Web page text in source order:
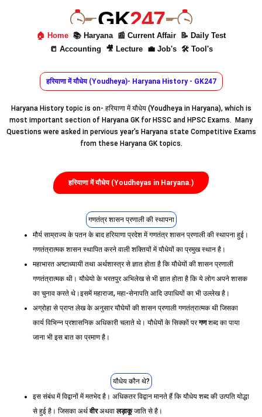
GK247
🏠 Home 📚 Haryana 📰 Current Affair
📝 Daily Test
📒 Accounting
🎥 Lecture 💼 Job's 🛠 Tool's
हरियाणा में यौधेय (Youdheya)- Haryana History - GK247
Haryana History topic is on- हरियाणा में यौधेय (Youdheya in Haryana), which is
most important section of Haryana GK for HSSC and HPSC Exams. Many
Questions were asked in pervious year’s Haryana state Competitive Exams
from these Haryana GK topics.
हरियाणा में यौधेय (Youdheyas in Haryana.)
गणतंत्र शासन प्रणाली की स्थापना
मौर्य साम्राज्य के पतन के बाद हरियाणा प्रदेश में गणतंत्र शासन प्रणाली की स्थापना हुई।
गणतंत्रात्मक शासन स्थापित करने वाली शक्तियों में यौधेयों का प्रमुख स्थान है।
महाभारत अष्टाध्यायी तथा अर्थशास्त्र से ज्ञात होता है कि यौधेयों की शासन प्रणाली
गणतंत्रात्मक थी। यौधेयो के भरतपुर अभिलेख से भी ज्ञात होता है कि ये लोग अपने शासक
का चुनाव करते थे।इसमें महाराजा, महा-सेनापति आदि उपाधियों का भी उल्लेख है।
अग्रोहा से प्राप्त लेख के अनुसार यौघेयों की शासन प्रणाली गणतंत्रात्मक थी जिसका
कार्य विभिन्‍न प्रशासनिक अधिकारी चलाते थे। यौधेयों के सिक्कों परगणशब्द का पाया
जाना भी इस बात का प्रमाण है।
यौधेय कौन थे?
इस संबंध में विद्वानों में मतभेद है। अधिकतर विद्वान मानते हैं कि यौधेय शब्द की उत्पति योद्धा
से हुई है। जिसका अर्थवीरअथवालड़ाकूजाति से है।